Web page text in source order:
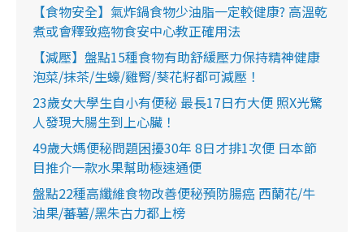
【食物安全】氣炸鍋食物少油脂一定較健康? 高溫乾
煮或會釋致癌物食安中心教正確用法
【減壓】盤點15種食物有助舒緩壓力保持精神健康
泡菜/抹茶/生蠔/雞腎/葵花籽都可減壓！
23歲女大學生自小有便秘 最長17日冇大便 照X光驚
人發現大腸生到上心臟！
49歲大媽便秘問題困擾30年 8日才排1次便 日本節
目推介一款水果幫助極速通便
盤點22種高纖維食物改善便秘預防腸癌 西蘭花/牛
油果/蕃薯/黑朱古力都上榜